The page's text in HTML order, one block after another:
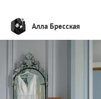
Алла Бресская